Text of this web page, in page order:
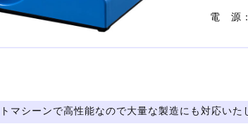
電 源
マシーンで高性能なので大量な製造にも対応いた